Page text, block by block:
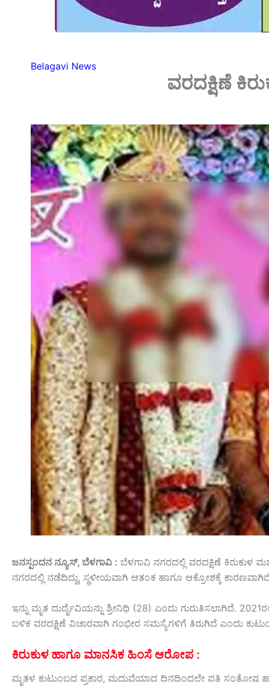
Belagavi News
ವರದಕ್ಷಿಣೆ
ಜನಸ್ಪಂದನ ನ್ಯೂಸ್, ಬೆಳಗಾವಿ : ಬೆಳಗಾವಿ ನಗರದಲ್ಲಿ ವರದಕ್ಷಿಣೆ
ನಗರದಲ್ಲಿ ನಡೆದಿದ್ದು, ಸ್ಥಳೀಯವಾಗಿ ಆತಂಕ ಹಾಗೂ ಆಕ್ರೋಶಕ್ಕೆ
ಇನ್ನು ಮೃತ ದುರ್ದೈವಿಯನ್ನು ಶ್ರೀನಿಧಿ (28) ಎಂದು ಗುರುತಿಸಲಾಗಿದೆ.
ಬಳಿಕ ವರದಕ್ಷಿಣೆ ವಿಚಾರವಾಗಿ ಗಂಭೀರ ಸಮಸ್ಯೆಗಳಿಗೆ ತಿರುಗಿದೆ ಎಂದು
ಕಿರುಕುಳ ಹಾಗೂ ಮಾನಸಿಕ ಹಿಂಸೆ ಆರೋಪ :
ಮೃತಳ ಕುಟುಂಬದ ಪ್ರಕಾರ, ಮದುವೆಯಾದ ದಿನದಿಂದಲೇ ಪತಿ ಸಂತೋಷ